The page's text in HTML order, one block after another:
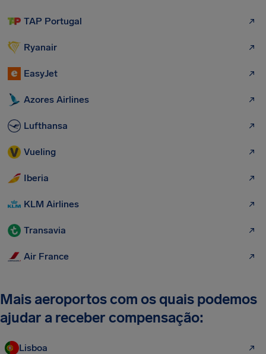
TAP Portugal
Ryanair
EasyJet
Azores Airlines
Lufthansa
Vueling
Iberia
KLM Airlines
Transavia
Air France
Mais aeroportos com os quais podemos
ajudar a receber compensação:
Lisboa